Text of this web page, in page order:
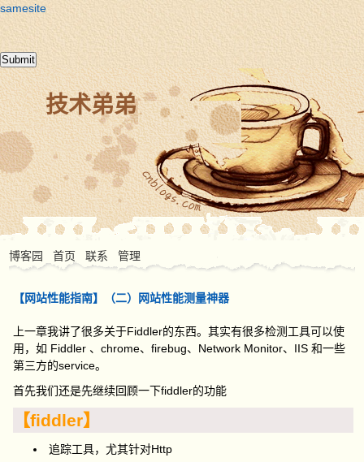
samesite
技术弟弟
博客园 首页 联系 管理
【网站性能指南】（二）网站性能测量神器
上一章我讲了很多关于Fiddler的东西。其实有很多检测工具可以使
用，如 Fiddler 、chrome、firebug、Network Monitor、IIS 和一些
第三方的service。
首先我们还是先继续回顾一下fiddler的功能
【fiddler】
追踪工具，尤其针对Http